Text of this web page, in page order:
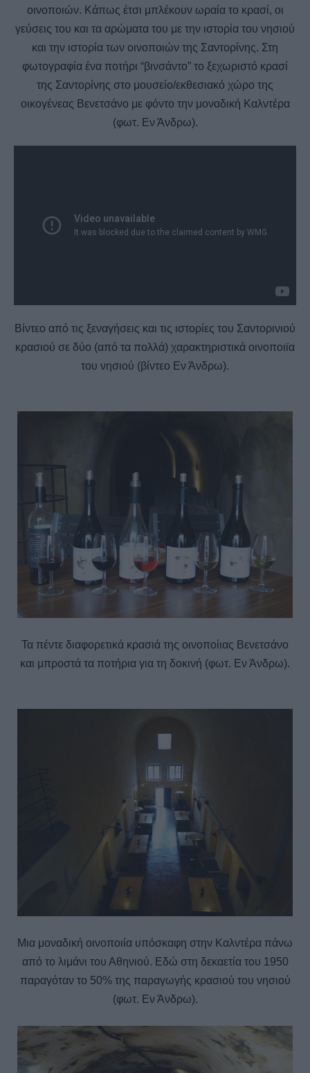
οινοποιών. Κάπως έτσι μπλέκουν ωραία το κρασί, οι
γεύσεις του και τα αρώματα του με την ιστορία του νησιού
και την ιστορία των οινοποιών της Σαντορίνης. Στη
φωτογραφία ένα ποτήρι “βινσάντο” το ξεχωριστό κρασί
της Σαντορίνης στο μουσείο/εκθεσιακό χώρο της
οικογένεας Βενετσάνο με φόντο την μοναδική Καλντέρα
(φωτ. Εν Άνδρω).
Βίντεο από τις ξεναγήσεις και τις ιστορίες του Σαντορινιού
κρασιού σε δύο (από τα πολλά) χαρακτηριστικά οινοποιϊα
του νησιού (βίντεο Εν Άνδρω).
Τα πέντε διαφορετικά κρασιά της οινοποίιας Βενετσάνο
και μπροστά τα ποτήρια για τη δοκινή (φωτ. Εν Άνδρω).
Μια μοναδική οινοποιία υπόσκαφη στην Καλντέρα πάνω
από το λιμάνι του Αθηνιού. Εδώ στη δεκαετία του 1950
παραγόταν το 50% της παραγωγής κρασιού του νησιού
(φωτ. Εν Άνδρω).